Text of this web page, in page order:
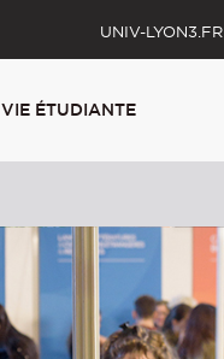
UNIV-LYON3.FR
VIE ÉTUDIANTE